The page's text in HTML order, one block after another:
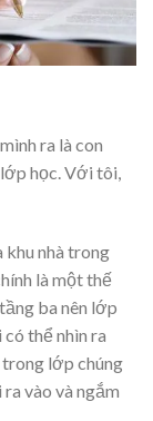
ra là con
lớp học. Với tôi,
khu nhà trong
là một thế
ba nên lớp
thể nhìn ra
lớp chúng
vào và ngắm